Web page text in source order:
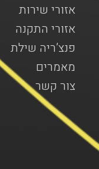
אזורי שירות
אזורי התקנה
פנצ’ריה שילת
מאמרים
צור קשר